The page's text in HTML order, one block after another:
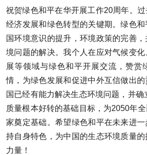
祝贺绿色和平在华开展工作20周年。
经济发展和绿色转型的关键期。绿色
国环境意识的提升，环境政策的完善
境问题的解决。我个人在应对气候变
展等领域与绿色和平开展交流，赞赏
情，为绿色发展和促进中外互信做出
国已经有能力解决生态环境问题，并
质量根本好转的基础目标，为2050年
家奠定基础。希望绿色和平在未来进
持自身特色，为中国的生态环境质量
力量！